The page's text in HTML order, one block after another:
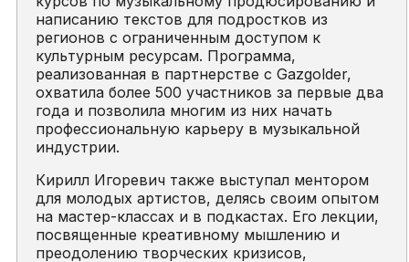
написанию текстов для подростков из
регионов с ограниченным доступом к
культурным ресурсам. Программа,
реализованная в партнерстве с Gazgolder,
охватила более 500 участников за первые два
года и позволила многим из них начать
профессиональную карьеру в музыкальной
индустрии.
Кирилл Игоревич также выступал ментором
для молодых артистов, делясь своим опытом
на мастер-классах и в подкастах. Его лекции,
посвященные креативному мышлению и
преодолению творческих кризисов,